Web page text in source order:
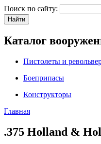
Поиск по сайту:
Каталог
Пистолеты и
Боеприпасы
Конструкторы
Главная
.375 Holland &